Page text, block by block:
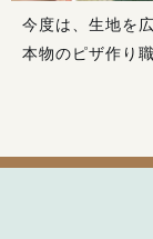
今度は、生地を
本物のピザ作り